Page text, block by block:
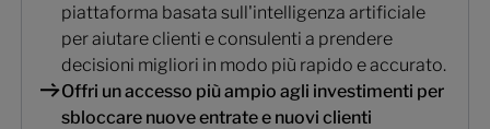
piattaforma basata sull'intelligenza artificiale
per aiutare clienti e consulenti a prendere
decisioni migliori in modo più rapido e accurato.
Offri un accesso più ampio agli investimenti per
sbloccare nuove entrate e nuovi clienti